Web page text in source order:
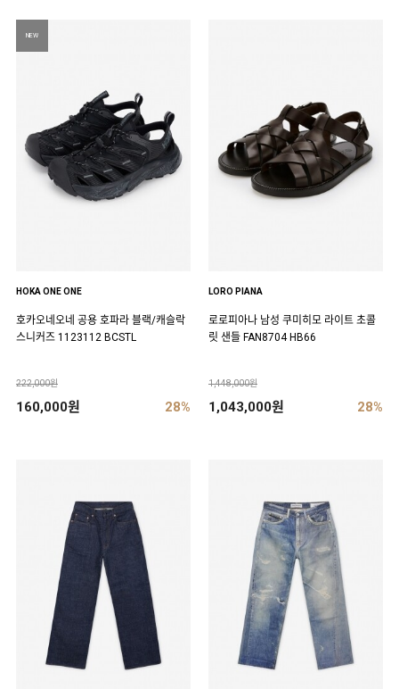
NEW
HOKA ONE ONE
호카오네오네 공용 호파라 블랙/캐슬락
스니커즈 1123112 BCSTL
222,000원
160,000원 28%
LORO PIANA
로로피아나 남성 쿠미히모 라이트 초콜
릿 샌들 FAN8704 HB66
1,448,000원
1,043,000원 28%